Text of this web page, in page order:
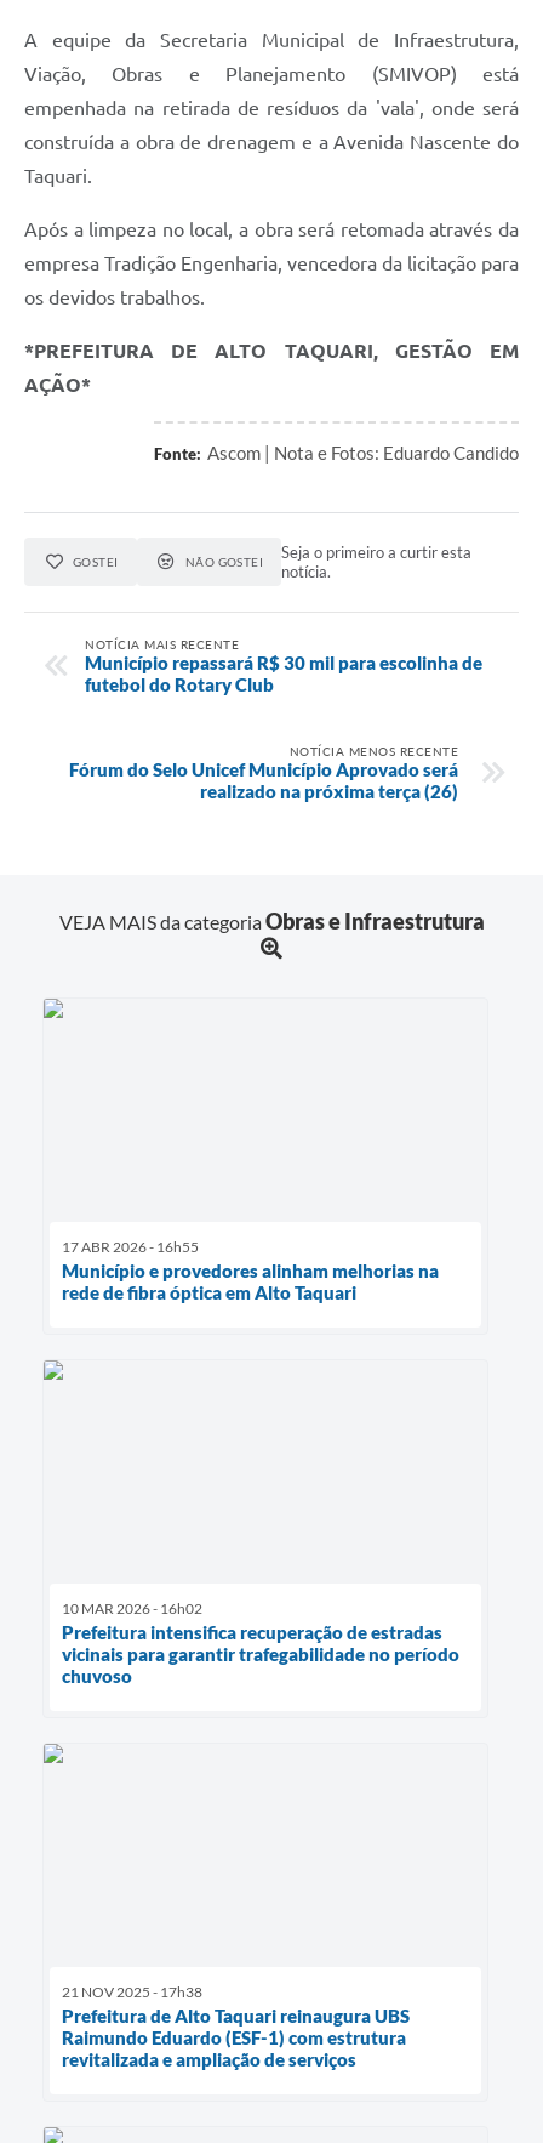
A equipe da Secretaria Municipal de Infraestrutura,
Viação, Obras e Planejamento (SMIVOP) está
empenhada na retirada de resíduos da 'vala', onde será
construída a obra de drenagem e a Avenida Nascente do
Taquari.
Após a limpeza no local, a obra será retomada através da
empresa Tradição Engenharia, vencedora da licitação para
os devidos trabalhos.
*PREFEITURA DE ALTO TAQUARI, GESTÃO EM
AÇÃO*
Fonte: Ascom | Nota e Fotos: Eduardo Candido
GOSTEI NÃO GOSTEI
Seja o primeiro a curtir esta
notícia.
NOTÍCIA MAIS RECENTE
Município repassará R$ 30 mil para escolinha de
futebol do Rotary Club
NOTÍCIA MENOS RECENTE
Fórum do Selo Unicef Município Aprovado será
realizado na próxima terça (26)
VEJA MAIS da categoriaObras e Infraestrutura
17 ABR 2026 - 16h55
Município e provedores alinham melhorias na
rede de fibra óptica em Alto Taquari
10 MAR 2026 - 16h02
Prefeitura intensifica recuperação de estradas
vicinais para garantir trafegabilidade no período
chuvoso
21 NOV 2025 - 17h38
Prefeitura de Alto Taquari reinaugura UBS
Raimundo Eduardo (ESF-1) com estrutura
revitalizada e ampliação de serviços